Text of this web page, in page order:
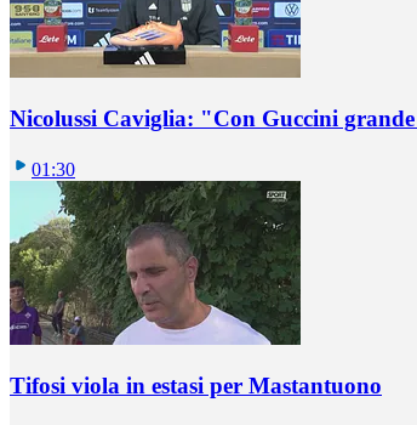
Nicolussi Caviglia: "Con Guccini
01:30
Tifosi viola in estasi per Mastantuono